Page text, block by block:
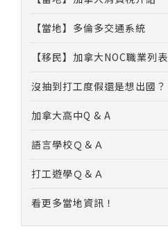
【當地】多倫多交通系統
【移民】加拿大NOC職業列表
沒抽到打工度假還是想出國？
加拿大高中Q & A
語言學校Ｑ＆Ａ
打工遊學Ｑ＆Ａ
看更多當地資訊！